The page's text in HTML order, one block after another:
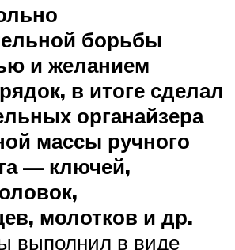
борьбы
и желанием
в итоге сделал
органайзера
массы ручного
— ключей,
молотков и др.
выполнил в виде